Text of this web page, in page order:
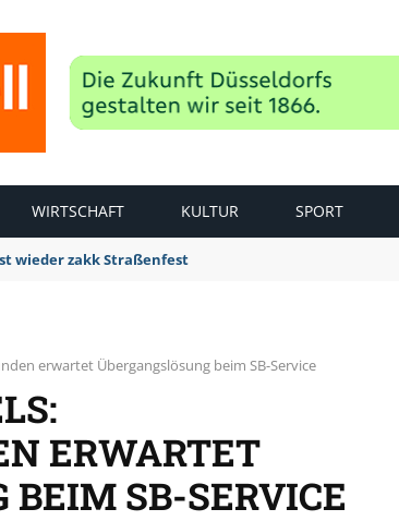
WIRTSCHAFT KULTUR SPORT
wieder zakk Straßenfest
erwartet Übergangslösung beim SB-Service
ERWARTET
BEIM SB-SERVICE